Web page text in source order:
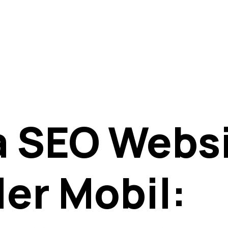
SEO
Mobil: